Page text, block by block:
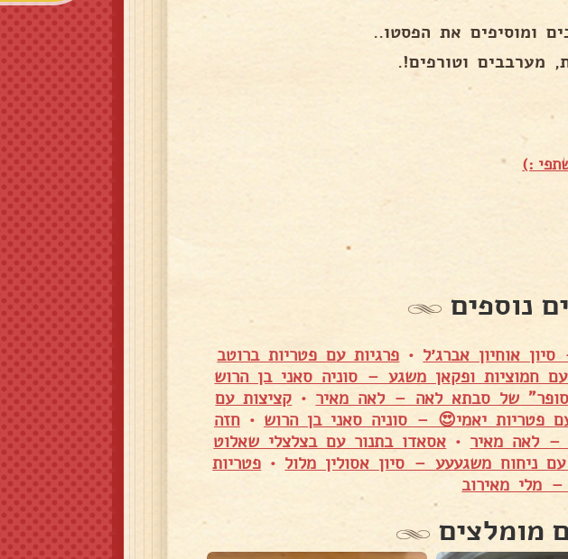
ומוסיפים את הפסטו..
מערבבים וטורפים!.
:)
נוספים
• פרגיות עם פטריות ברוטב
חמוציות ופקאן משגע – סוניה סאני בן הרוש
של סבתא לאה – לאה מאיר • קציצות עם
פטריות יאמי😍 – סוניה סאני בן הרוש •חזה
– לאה מאיר • אסאדו בתנור עם בצלצלי שאלוט
ניחוח משגעעע – סיון אסולין מלול • פטריות
מלי מאירוב
מומלצים